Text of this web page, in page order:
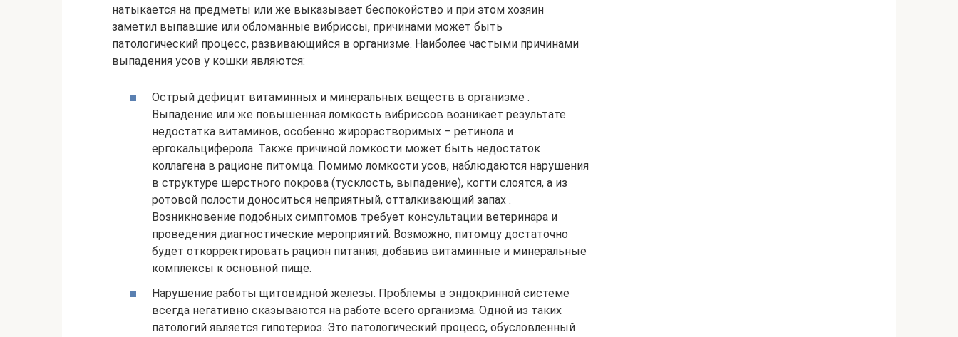
натыкается на предметы или же выказывает беспокойство и при этом хозяин
заметил выпавшие или обломанные вибриссы, причинами может быть
патологический процесс, развивающийся в организме. Наиболее частыми причинами
выпадения усов у кошки являются:
Острый дефицит витаминных и минеральных веществ в организме .
Выпадение или же повышенная ломкость вибриссов возникает результате
недостатка витаминов, особенно жирорастворимых – ретинола и
ергокальциферола. Также причиной ломкости может быть недостаток
коллагена в рационе питомца. Помимо ломкости усов, наблюдаются нарушения
в структуре шерстного покрова (тусклость, выпадение), когти слоятся, а из
ротовой полости доноситься неприятный, отталкивающий запах .
Возникновение подобных симптомов требует консультации ветеринара и
проведения диагностические мероприятий. Возможно, питомцу достаточно
будет откорректировать рацион питания, добавив витаминные и минеральные
комплексы к основной пище.
Нарушение работы щитовидной железы. Проблемы в эндокринной системе
всегда негативно сказываются на работе всего организма. Одной из таких
патологий является гипотериоз. Это патологический процесс, обусловленный